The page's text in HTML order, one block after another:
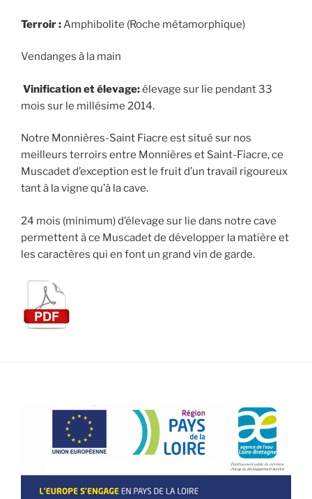
Terroir : Amphibolite (Roche métamorphique)
Vendanges à la main
Vinification et élevage:élevage sur lie pendant 33
mois sur le millésime 2014.
Notre Monnières-Saint Fiacre est situé sur nos
meilleurs terroirs entre Monnières et Saint-Fiacre, ce
Muscadet d’exception est le fruit d’un travail rigoureux
tant à la vigne qu’à la cave.
24 mois (minimum) d’élevage sur lie dans notre cave
permettent à ce Muscadet de développer la matière et
les caractères qui en font un grand vin de garde.